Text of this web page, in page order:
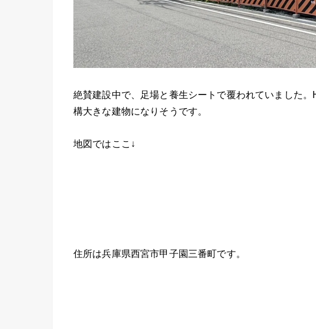
絶賛建設中で、足場と養生シートで覆われていました
構大きな建物になりそうです。
地図ではここ↓
住所は兵庫県西宮市甲子園三番町です。